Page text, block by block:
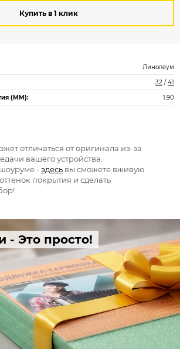
Купить в 1 клик
Линолеум
32 /41
(ММ):
1.90
отличаться от оригинала из-за
вашего устройства.
-здесь вы сможете вживую
покрытия и сделать
- Это просто!